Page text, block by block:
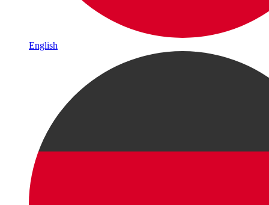
English